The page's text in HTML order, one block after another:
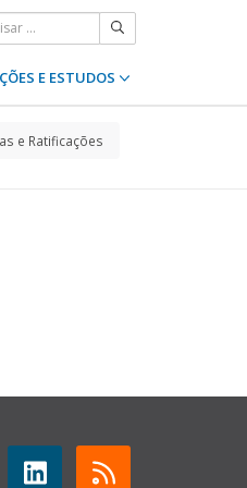
E ESTUDOS
e Ratificações